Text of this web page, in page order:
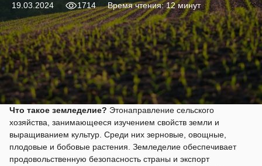
19.03.2024 1714 Время чтения: 12 минут
Что такое земледелие? Этонаправление сельского
хозяйства, занимающееся изучением свойств земли и
выращиванием культур. Среди них зерновые, овощные,
плодовые и бобовые растения. Земледелие обеспечивает
продовольственную безопасность страны и экспорт